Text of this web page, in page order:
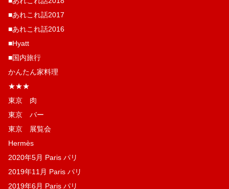
■あれこれ話2017
■あれこれ話2016
■Hyatt
■国内旅行
かんたん家料理
★★★
東京 肉
東京 バー
東京 展覧会
Hermès
2020年5月 Paris パリ
2019年11月 Paris パリ
2019年6月 Paris パリ